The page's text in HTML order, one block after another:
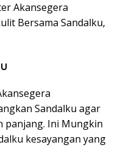
Akansegera
Bersama Sandalku,
Sandalku agar
panjang. Ini Mungkin
kesayangan yang